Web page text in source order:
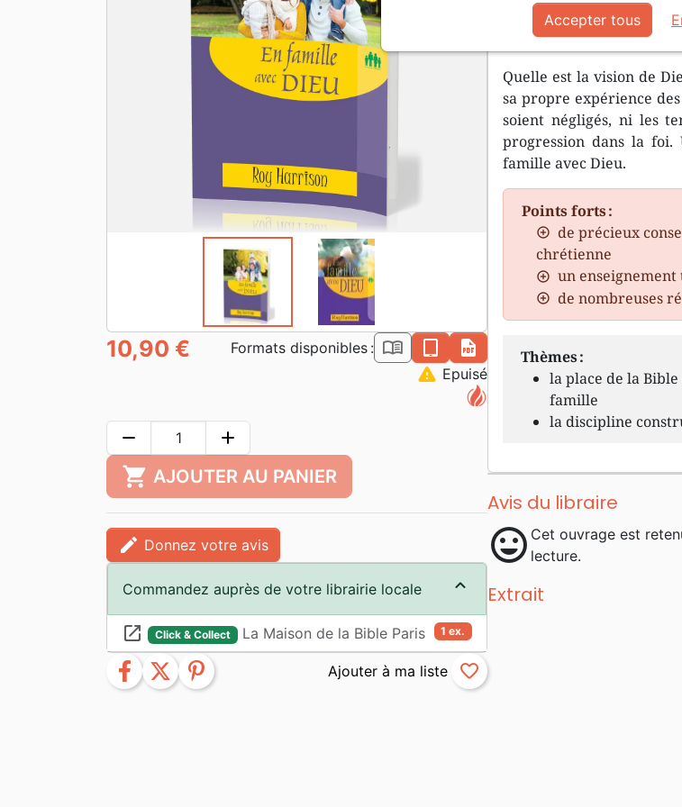
L’institut biblique
mère lisant la
Quelle est la vision de
sa propre expérience
soient négligés, ni les
progression dans la
famille avec Dieu.
Points forts :
de précieux
chrétienne
un enseignement
de nombreuses
Thèmes :
la place de la
famille
la discipline
Avis du libraire
mood Cet ouvrage est
lecture.
Extrait
10,90 € Formats disponibles : book_open epub
pdf
warning Epuisé
remove add
shopping_cart AJOUTER AU PANIER
edit Donnez votre avis
Commandez auprès de votre librairie locale
1 ex.
launch Click & Collect La Maison de la Bible Paris
facebook twitter pinterest favorite_border
Accepter tous